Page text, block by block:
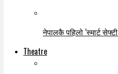
नेपालकै पहिलो ‘स्मार्ट सेफ्टी
Theatre